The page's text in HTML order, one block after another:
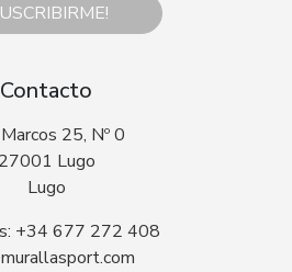
Contacto
25, Nº 0
27001 Lugo
Lugo
+34 677 272 408